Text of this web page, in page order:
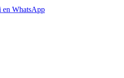
en WhatsApp